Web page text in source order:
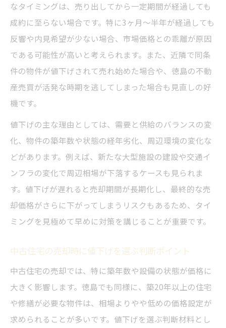
中古住宅の売却交渉を成功させるための秘
訣
売買の現場で信頼される売主になるための
ポイント
徳島不動産屋おすすめの売却サポート活用
術
取引トラブル回避に役立つ交渉術と値下げ法
徳島不動産売却でトラブルを避ける交渉術
の基本
値下げをめぐるトラブル事例と予防策を徹
底解説
れ
徳島不動産会社一覧を活用したトラブル対
策
なタイミングは、売り出してから一定期間が経過しても
成約に至らない場合です。特に3ヶ月～半年が経過しても
反響や内見希望が少ない場合、市場価格との乖離が原因
である可能性が高いと考えられます。また、近隣で同条
件の物件が値下げされて売れ始めた場合や、徳島の不動
産売買が活発な時期を逃してしまった場合も見直しの好
機です。
値下げの主な理由としては、需要と供給のバランスの変
化、物件の築年数や状態の経年劣化、周辺環境の変化な
どがあります。例えば、新たな大型施設の建設や交通イ
ンフラの変化で周辺相場が下落するケースも見られま
す。値下げが遅れると売却期間が長期化し、最終的な売
却価格がさらに下がってしまうリスクもあるため、タイ
ミングを見極めて早めに対策を講じることが重要です。
中古住宅の売却時に値下げを選ぶ判断ポイント
中古住宅の売却では、特に築年数や設備の状態が価格に
大きく影響します。徳島でも同様に、築20年以上の住宅
や修繕が必要な物件は、相場よりやや低めの価格設定が
求められることが多いです。値下げを選ぶ判断材料とし